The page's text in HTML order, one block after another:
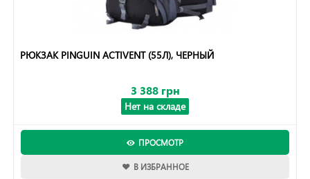
РЮКЗАК PINGUIN ACTIVENT (55Л), ЧЕРНЫЙ
3 388 грн
Нет на складе
ПРОСМОТР
В ИЗБРАННОЕ